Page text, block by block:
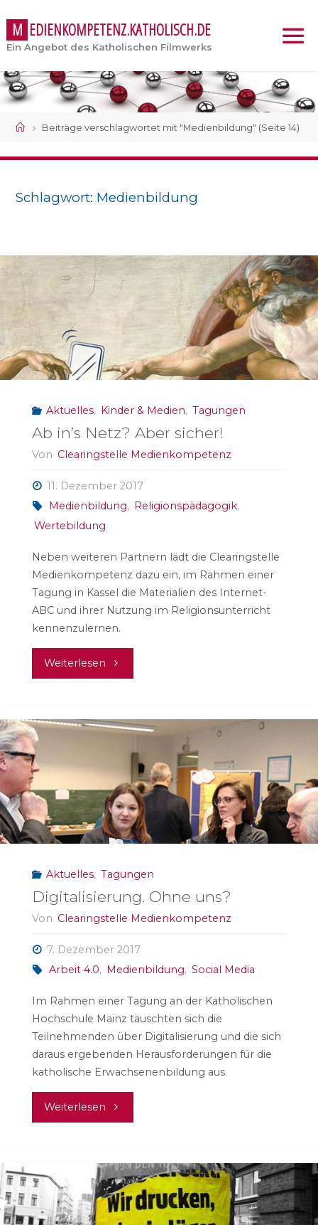
M EDIENKOMPETENZ.KATHOLISCH.DE
Ein Angebot des Katholischen Filmwerks
StartBeiträge verschlagwortet mit "Medienbildung" (Seite 14)
Schlagwort: Medienbildung
Aktuelles, Kinder & Medien, Tagungen
Ab in’s Netz? Aber sicher!
Von Clearingstelle Medienkompetenz
11. Dezember 2017
Medienbildung, Religionspädagogik,
Wertebildung
Neben weiteren Partnern lädt die Clearingstelle
Medienkompetenz dazu ein, im Rahmen einer
Tagung in Kassel die Materialien des Internet-
ABC und ihrer Nutzung im Religionsunterricht
kennenzulernen.
Weiterlesen "Ab
Netz?
sicher!"
Aktuelles, Tagungen
Digitalisierung. Ohne uns?
Von Clearingstelle Medienkompetenz
7. Dezember 2017
Arbeit 4.0, Medienbildung, Social Media
Im Rahmen einer Tagung an der Katholischen
Hochschule Mainz tauschten sich die
Teilnehmenden über Digitalisierung und die sich
daraus ergebenden Herausforderungen für die
katholische Erwachsenenbildung aus.
Weiterlesen "Digitalisierung.
uns?"